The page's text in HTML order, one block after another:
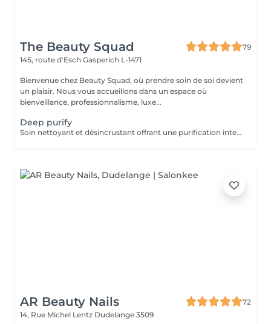
The Beauty Squad
79
145, route d'Esch Gasperich L-1471
Bienvenue chez Beauty Squad, où prendre soin de soi devient
un plaisir. Nous vous accueillons dans un espace où
bienveillance, professionnalisme, luxe...
Deep purify
Soin nettoyant et désincrustant offrant une purification intense, aidant les peaux à tendance acnéique et séborrhéique à retrouver un équilibre Deep Purify nettoie les pores en profondeur pour prévenir et atténuer les imperfections. Ce soin est indispensable à une bonne pénétration des agents actifs lors de l'application de produits cosméceutiques. 1 Séance: 135€ forfait 5 séances : 610€
AR Beauty Nails
72
14, Rue Michel Lentz Dudelange 3509